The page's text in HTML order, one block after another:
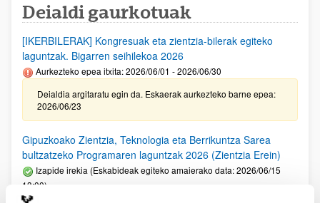
Deialdi gaurkotuak
[IKERBILERAK] Kongresuak eta zientzia-bilerak egiteko
laguntzak. Bigarren seihilekoa 2026
Aurkezteko epea itxita: 2026/06/01 - 2026/06/30
Deialdia argitaratu egin da. Eskaerak aurkezteko barne epea:
2026/06/23
Gipuzkoako Zientzia, Teknologia eta Berrikuntza Sarea
bultzatzeko Programaren laguntzak 2026 (Zientzia Erein)
Izapide irekia (Eskabideak egiteko amaierako data: 2026/06/15
13:00)